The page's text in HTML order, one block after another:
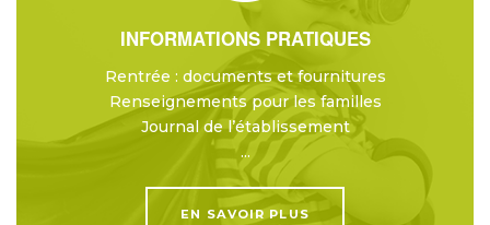
INFORMATIONS PRATIQUES
Rentrée : documents et fournitures
Renseignements pour les familles
Journal de l’établissement
...
EN SAVOIR PLUS